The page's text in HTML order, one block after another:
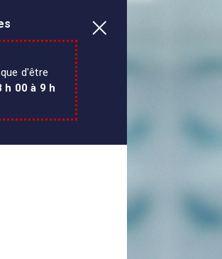
d'être
h 00 à 9 h